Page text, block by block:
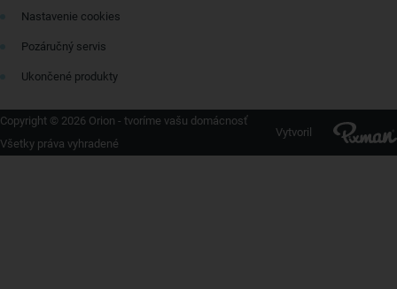
Nastavenie cookies
Pozáručný servis
Ukončené produkty
Copyright © 2026 Orion - tvoríme vašu domácnosť
Všetky práva vyhradené
Vytvoril